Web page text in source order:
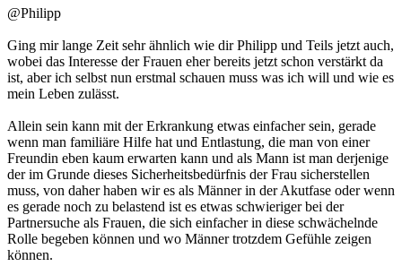
@Philipp
Ging mir lange Zeit sehr ähnlich wie dir Philipp und Teils jetzt auch,
wobei das Interesse der Frauen eher bereits jetzt schon verstärkt da
ist, aber ich selbst nun erstmal schauen muss was ich will und wie es
mein Leben zulässt.
Allein sein kann mit der Erkrankung etwas einfacher sein, gerade
wenn man familiäre Hilfe hat und Entlastung, die man von einer
Freundin eben kaum erwarten kann und als Mann ist man derjenige
der im Grunde dieses Sicherheitsbedürfnis der Frau sicherstellen
muss, von daher haben wir es als Männer in der Akutfase oder wenn
es gerade noch zu belastend ist es etwas schwieriger bei der
Partnersuche als Frauen, die sich einfacher in diese schwächelnde
Rolle begeben können und wo Männer trotzdem Gefühle zeigen
können.